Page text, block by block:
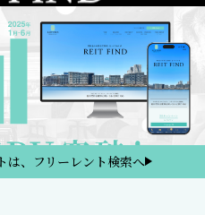
は、フリーレント検索へ